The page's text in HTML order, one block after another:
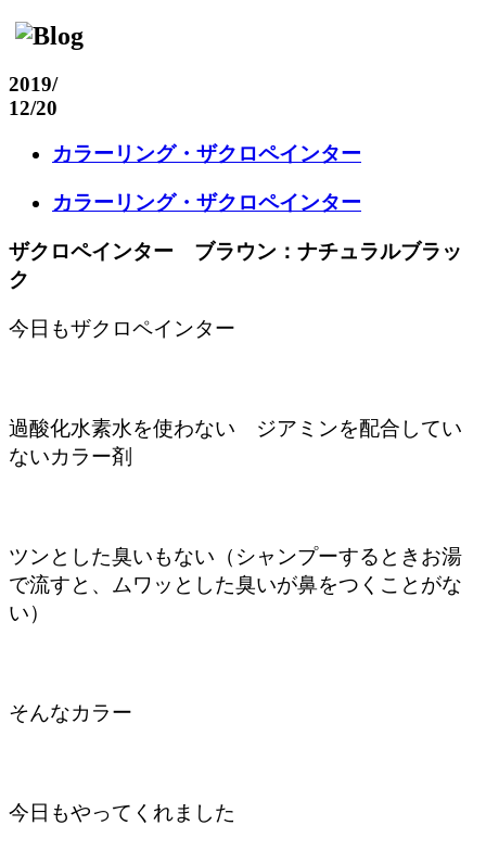
2019/
12/20
カラーリング・ザクロペインター
カラーリング・ザクロペインター
ザクロペインター ブラウン：ナチュラルブラッ
ク
今日もザクロペインター
過酸化水素水を使わない ジアミンを配合してい
ないカラー剤
ツンとした臭いもない（シャンプーするときお湯
で流すと、ムワッとした臭いが鼻をつくことがな
い）
そんなカラー
今日もやってくれました